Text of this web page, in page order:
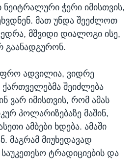
ჭერი იმისთვის,
მათ უნდა შეეძლოთ
მშვიდი დიალოგი ისე,
გაანადგურონ.
ადვილია, ვიდრე
შეიძლება
ვარ იმისთვის, რომ ამას
პოლარიზებაზე მაშინ,
ამბები ხდება. ამაში
მაგრამ მიუხედავად
ტრადიციების და